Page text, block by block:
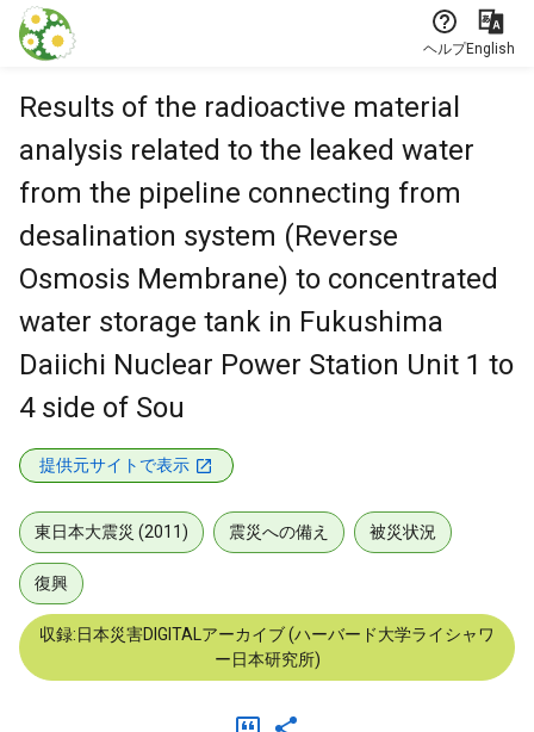
本文に飛ぶ
ヘルプEnglish
Results of the radioactive material
analysis related to the leaked water
from the pipeline connecting from
desalination system (Reverse
Osmosis Membrane) to concentrated
water storage tank in Fukushima
Daiichi Nuclear Power Station Unit 1 to
4 side of Sou
提供元サイトで表示
東日本大震災 (2011) 震災への備え 被災状況
復興
収録:日本災害DIGITALアーカイブ (ハーバード大学ライシャワ
ー日本研究所)